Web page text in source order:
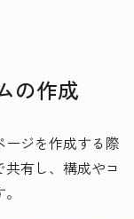
の作成
ージを作成する際
有し、構成やコ